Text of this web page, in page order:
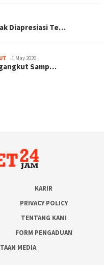
Diapresiasi Te…
1 May 2026
Samp…
KARIR
PRIVACY POLICY
TENTANG KAMI
FORM PENGADUAN
MEDIA